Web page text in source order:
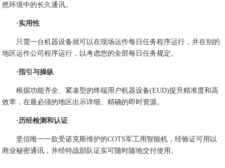
然环境中的长久通讯。
·实用性
只需一台机器设备就可以在现场运作每日任务程序运行，并在别的
地区运作公司程序运行，以考虑您的全部每日任务规定。
·指引与操纵
根据功能齐全、紧凑型的终端用户机器设备(EUD)提升精准度和高
效率，在最必须的地区出示详细、精确的即时资源。
·历经检测和认证
坚信唯一一款受诺克斯维护的COTS军工用智能机，经验证可用以
商业秘密通讯，并经特战部队证实可随时随地交付使用。